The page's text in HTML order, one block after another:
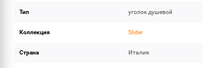
Тип уголок душевой
Коллекция Slider
Страна Италия